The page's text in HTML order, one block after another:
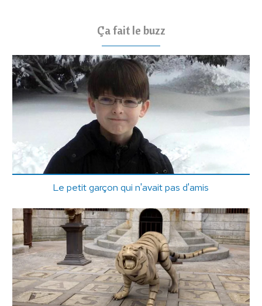
Ça fait le buzz
Le petit garçon qui n'avait pas d'amis